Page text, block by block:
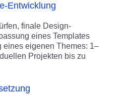
Entwicklung
finale Design-
eines Templates
eines eigenen Themes: 1–
Projekten bis zu